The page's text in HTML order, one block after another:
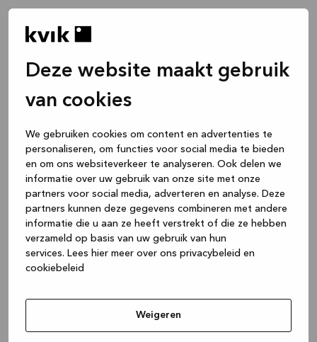
Deze website maakt gebruik
van cookies
We gebruiken cookies om content en advertenties te
personaliseren, om functies voor social media te bieden
en om ons websiteverkeer te analyseren. Ook delen we
informatie over uw gebruik van onze site met onze
partners voor social media, adverteren en analyse. Deze
partners kunnen deze gegevens combineren met andere
informatie die u aan ze heeft verstrekt of die ze hebben
verzameld op basis van uw gebruik van hun
services. Lees hier meer over ons privacybeleid en
cookiebeleid
Weigeren
(see the browser console for more
information).